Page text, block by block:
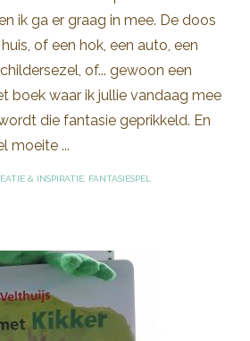
ik ga er graag in mee. De doos
of een hok, een auto, een
of... gewoon een
boek waar ik jullie vandaag mee
die fantasie geprikkeld. En
moeite ...
& INSPIRATIE FANTASIESPEL